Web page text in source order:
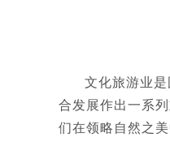
文化旅游业
合发展作出一系
们在领略自然之